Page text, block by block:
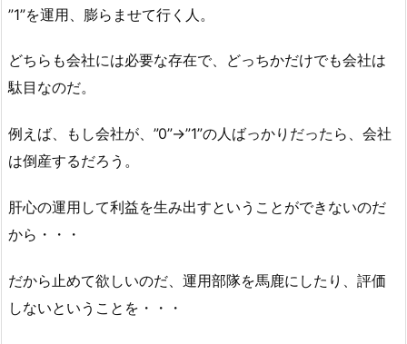
”1”を運用、膨らませて行く人。
どちらも会社には必要な存在で、どっちかだけでも会社は
駄目なのだ。
例えば、もし会社が、”0”→”1”の人ばっかりだったら、会社
は倒産するだろう。
肝心の運用して利益を生み出すということができないのだ
から・・・
だから止めて欲しいのだ、運用部隊を馬鹿にしたり、評価
しないということを・・・